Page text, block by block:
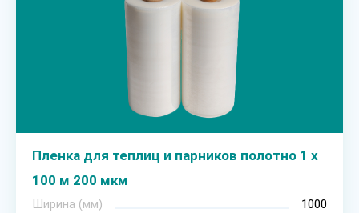
Пленка для теплиц и парников полотно 1 х
100 м 200 мкм
Ширина (мм)
1000